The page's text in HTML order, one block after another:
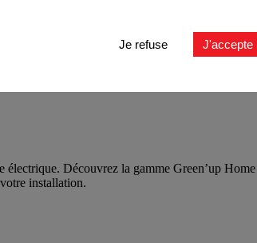
Découvrez la gamme Green’up
installation.
Je refuse J'accepte